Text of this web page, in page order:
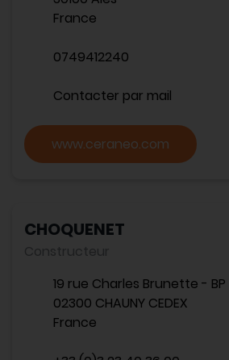
France
0749412240
Contacter par mail
www.ceraneo.com
CHOQUENET
Constructeur
19 rue Charles Brunette -
02300 CHAUNY CEDEX
France